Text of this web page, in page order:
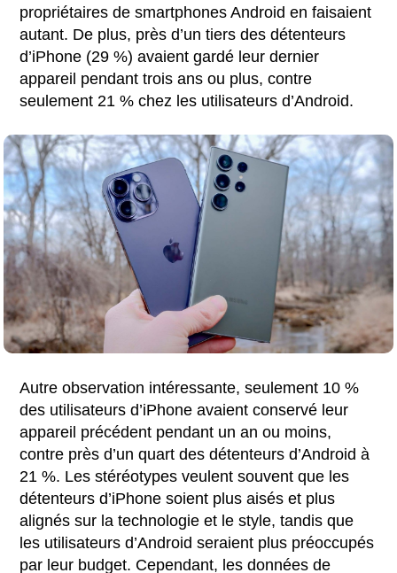
propriétaires de smartphones Android en faisaient
autant. De plus, près d’un tiers des détenteurs
d’iPhone (29 %) avaient gardé leur dernier
appareil pendant trois ans ou plus, contre
seulement 21 % chez les utilisateurs d’Android.
Autre observation intéressante, seulement 10 %
des utilisateurs d’iPhone avaient conservé leur
appareil précédent pendant un an ou moins,
contre près d’un quart des détenteurs d’Android à
21 %. Les stéréotypes veulent souvent que les
détenteurs d’iPhone soient plus aisés et plus
alignés sur la technologie et le style, tandis que
les utilisateurs d’Android seraient plus préoccupés
par leur budget. Cependant, les données de